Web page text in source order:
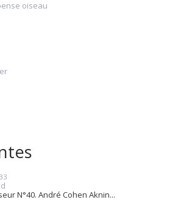
oiseau
N°40. André Cohen Aknin...